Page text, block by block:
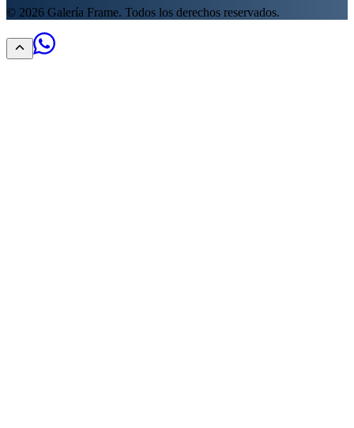
© 2026 Galería Frame. Todos los derechos reservados.